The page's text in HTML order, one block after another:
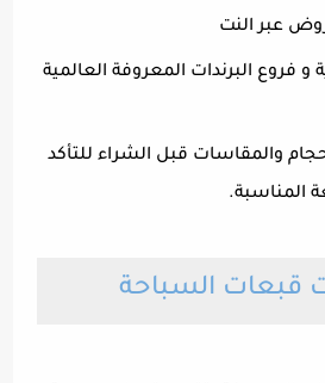
والمقاسات قبل الشراء للتأكد
المناسبة.
قبعات السباحة